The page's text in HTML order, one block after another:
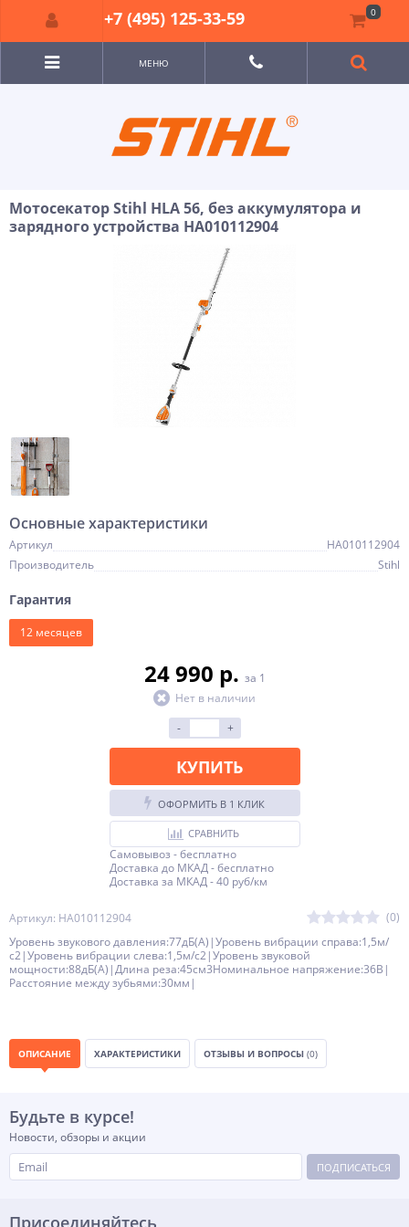
МЕНЮ
Мотосекатор Stihl HLA 56, без аккумулятора и
зарядного устройства HA010112904
Артикул: HA010112904 (0)
Основные характеристики
Артикул
HA010112904
Производитель
Stihl
Уровень звукового давления:77дБ(A)|Уровень вибрации справа:1,5м/
с2|Уровень вибрации слева:1,5м/с2|Уровень звуковой
мощности:88дБ(A)|Длина реза:45см3Номинальное напряжение:36В|
Расстояние между зубьями:30мм|
Гарантия
12 месяцев
24 990 p. за 1
Нет в наличии
-
+
КУПИТЬ
ОФОРМИТЬ В 1 КЛИК
СРАВНИТЬ
Самовывоз - бесплатно
Доставка до МКАД - бесплатно
Доставка за МКАД - 40 руб/км
ОПИСАНИЕ ХАРАКТЕРИСТИКИ ОТЗЫВЫ И ВОПРОСЫ (0)
Будьте в курсе!
Новости, обзоры и акции
ПОДПИСАТЬСЯ
Присоединяйтесь
+7 (495) 125-33-59 0